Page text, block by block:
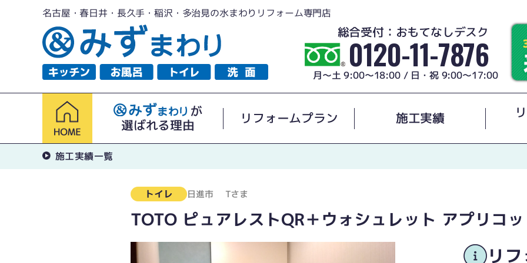
名古屋・春日井・長久手・稲沢・多治見の水まわりリフォーム専門店
総合受付：おもてなしデスク
0120-11-7876
月～土 9:00～18:00 / 日・祝 9:00～17:00
が
選ばれる理由
リフォームプラン 施工実績
施工実績一覧
トイレ 日進市 Tさま
TOTO ピュアレストQR＋ウォシュレット アプリコ
リ